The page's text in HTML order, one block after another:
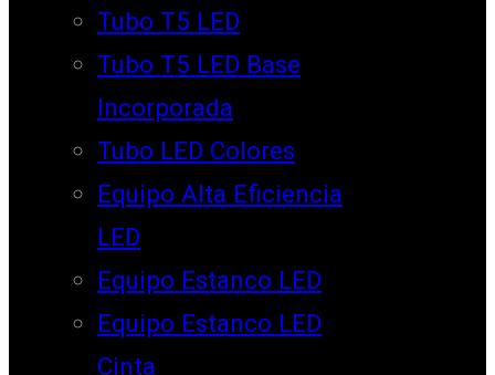
Tubo T5 LED
Tubo T5 LED Base
Incorporada
Tubo LED Colores
Equipo Alta Eficiencia
LED
Equipo Estanco LED
Equipo Estanco LED
Cinta